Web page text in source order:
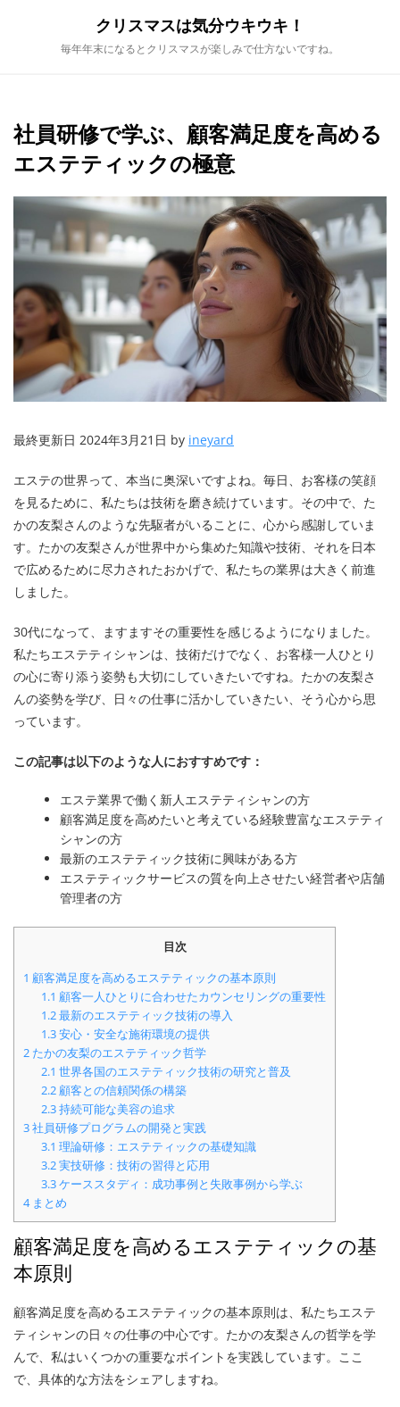
クリスマスは気分ウキウキ！
毎年年末になるとクリスマスが楽しみで仕方ないですね。
社員研修で学ぶ、顧客満足度を高める
エステティックの極意
最終更新日 2024年3月21日 by ineyard
エステの世界って、本当に奥深いですよね。毎日、お客様の笑顔
を見るために、私たちは技術を磨き続けています。その中で、た
かの友梨さんのような先駆者がいることに、心から感謝していま
す。たかの友梨さんが世界中から集めた知識や技術、それを日本
で広めるために尽力されたおかげで、私たちの業界は大きく前進
しました。
30代になって、ますますその重要性を感じるようになりました。
私たちエステティシャンは、技術だけでなく、お客様一人ひとり
の心に寄り添う姿勢も大切にしていきたいですね。たかの友梨さ
んの姿勢を学び、日々の仕事に活かしていきたい、そう心から思
っています。
この記事は以下のような人におすすめです：
エステ業界で働く新人エステティシャンの方
顧客満足度を高めたいと考えている経験豊富なエステティ
シャンの方
最新のエステティック技術に興味がある方
エステティックサービスの質を向上させたい経営者や店舗
管理者の方
目次
1 顧客満足度を高めるエステティックの基本原則
1.1 顧客一人ひとりに合わせたカウンセリングの重要性
1.2最新のエステティック技術の導入
1.3安心・安全な施術環境の提供
2 たかの友梨のエステティック哲学
2.1 世界各国のエステティック技術の研究と普及
2.2顧客との信頼関係の構築
2.3持続可能な美容の追求
3社員研修プログラムの開発と実践
3.1 理論研修：エステティックの基礎知識
3.2実技研修：技術の習得と応用
3.3ケーススタディ：成功事例と失敗事例から学ぶ
4まとめ
顧客満足度を高めるエステティックの基
本原則
顧客満足度を高めるエステティックの基本原則は、私たちエステ
ティシャンの日々の仕事の中心です。たかの友梨さんの哲学を学
んで、私はいくつかの重要なポイントを実践しています。ここ
で、具体的な方法をシェアしますね。